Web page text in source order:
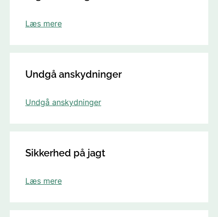
Læs mere
Undgå anskydninger
Undgå anskydninger
Sikkerhed på jagt
Læs mere